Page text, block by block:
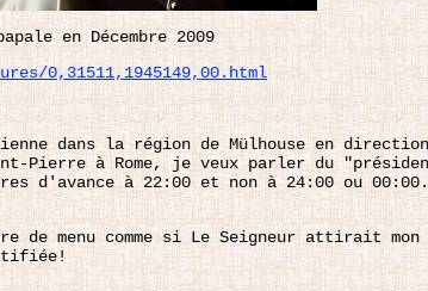
en Décembre 2009
0,31511,1945149,00.html
dans la région de Mülhouse en
à Rome, je veux parler du
d'avance à 22:00 et non à 24:00 ou
menu comme si Le Seigneur attirait